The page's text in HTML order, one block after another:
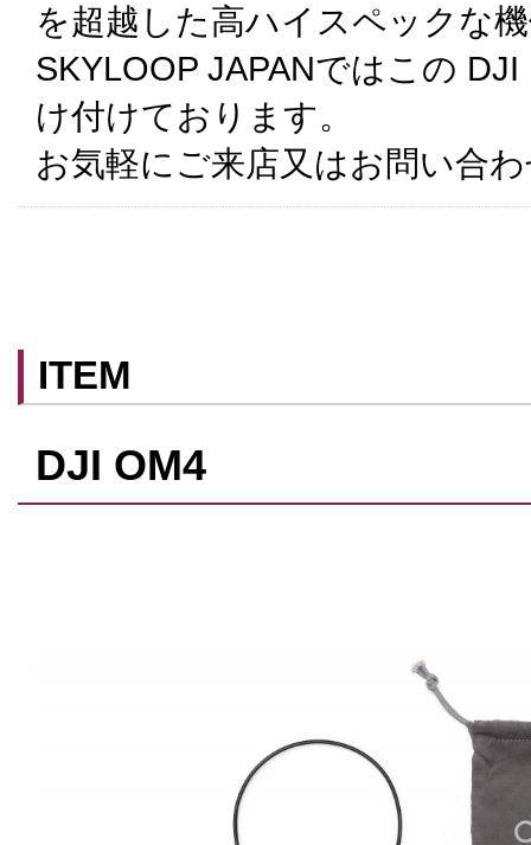
を超越した高ハイスペックな
SKYLOOP JAPANではこの
け付けております。
お気軽にご来店又はお問い合
ITEM
DJI OM4